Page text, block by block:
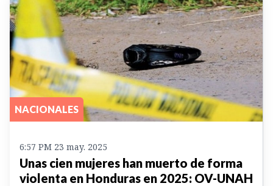
NACIONALES
6:57 PM 23 may. 2025
Unas cien mujeres han muerto de forma
violenta en Honduras en 2025: OV-UNAH